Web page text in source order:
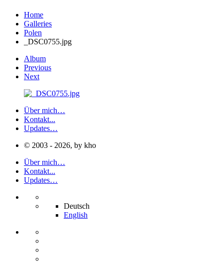
Home
Galleries
Polen
_DSC0755.jpg
Album
Previous
Next
Über mich…
Kontakt...
Updates…
© 2003 - 2026, by kho
Über mich…
Kontakt...
Updates…
Deutsch
English